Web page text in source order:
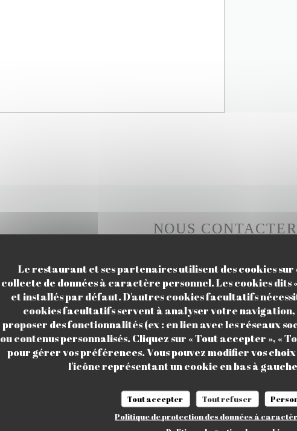
Le restaurant et ses partenaires utilisent des cookies
collecte de données à caractère personnel. Les cookies dits
et installés par défaut. D'autres cookies facultatifs
cookies facultatifs servent à analyser votre navigation,
proposer des fonctionnalités (ex : en lien avec les réseaux
ou contenus personnalisés. Cliquez sur « Tout accepter », «
pour gérer vos préférences. Vous pouvez modifier vos
l'icône représentant un cookie en bas à gauche
Tout accepter Tout refuser
Politique de protection des données à
NOUS CONTACTER
Vous désirez nous contacter ?
Remplissez le formulaire ci-